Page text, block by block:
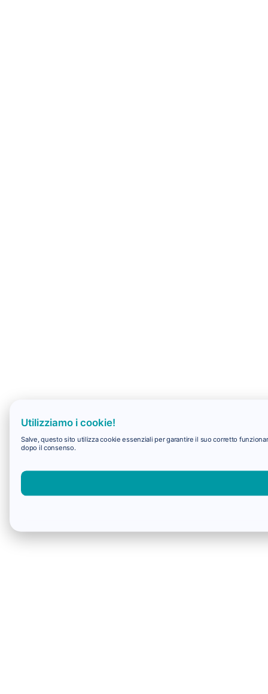
Utilizziamo i cookie!
Salve, questo sito utilizza cookie essenziali per garantire il suo corretto
dopo il consenso.